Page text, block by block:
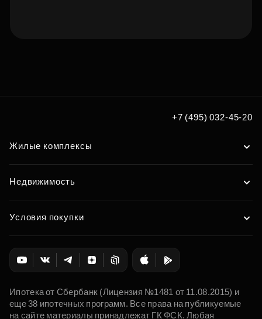
+7 (495) 032-45-20
Жилые комплексы
Недвижимость
Условия покупки
Ипотека от Сбербанк (Лицензия №1481 от 11.08.2015) и
еще 38 ипотечных программ. Все права на публикуемые
на сайте материалы принадлежат ГК ФСК. Любая